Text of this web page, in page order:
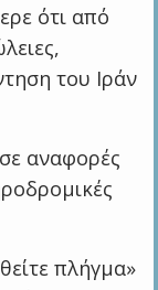
ότι από
του Ιράν
αναφορές
πλήγμα»